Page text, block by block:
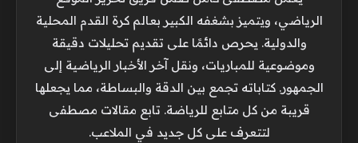
الرياضي، ويتميز بشغفه الكبير بعالم كرة القدم المحلية
والدولية. يحرص دائمًا على تقديم تحليلات دقيقة
وموضوعية للمباريات، ونقل آخر الأخبار الرياضية إلى
الجمهور. كتاباته تجمع بين الدقة والبساطة، مما يجعلها
قريبة من كل متابع للرياضة. تابع مقالات مصطفى
لتتعرف على كل جديد في الملاعب.